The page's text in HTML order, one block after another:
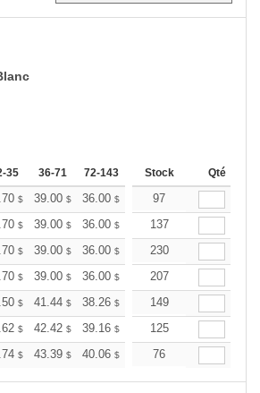
35 36-71 72-143 144-287 288 +
Stock Qté
$ 39.00 $ 36.00 $ 34.20$
97
$ 39.00 $ 36.00 $ 34.20$
137
$ 39.00 $ 36.00 $ 34.20$
230
$ 39.00 $ 36.00 $ 34.20$
207
$ 41.44 $ 38.26 $ 36.34$
149
$ 42.42 $ 39.16 $ 37.20$
125
$ 43.39 $ 40.06 $ 38.05$
76